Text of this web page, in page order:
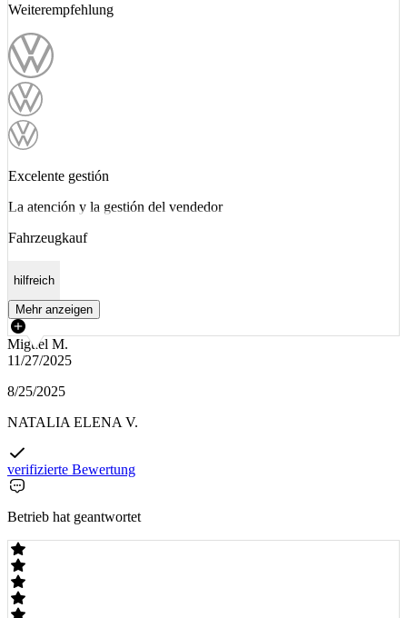
Weiterempfehlung
Excelente gestión
La atención y la gestión del vendedor
Fahrzeugkauf
hilfreich
Mehr anzeigen
Miguel M.
11/27/2025
8/25/2025
NATALIA ELENA V.
verifizierte Bewertung
Betrieb hat geantwortet